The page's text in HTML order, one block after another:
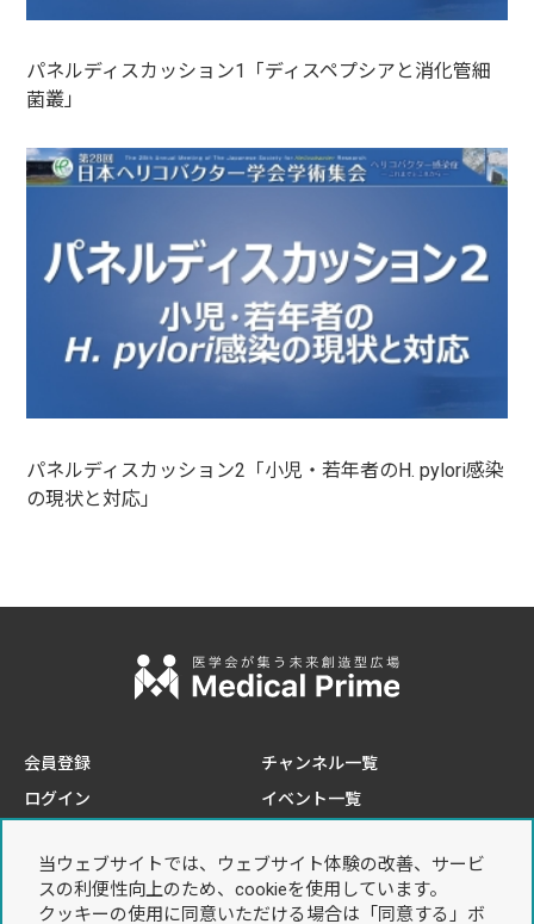
パネルディスカッション1「ディスペプシアと消化管細
菌叢」
パネルディスカッション2「小児・若年者のH. pylori感染
の現状と対応」
当ウェブサイトでは、ウェブサイト体験の改善、サービ
スの利便性向上のため、cookieを使用しています。
クッキーの使用に同意いただける場合は「同意する」ボ
会員登録
ログイン
チャンネル一覧
イベント一覧
このサイトについて
推奨環境
プライバシーポリシー
個人情報の取り扱いについて